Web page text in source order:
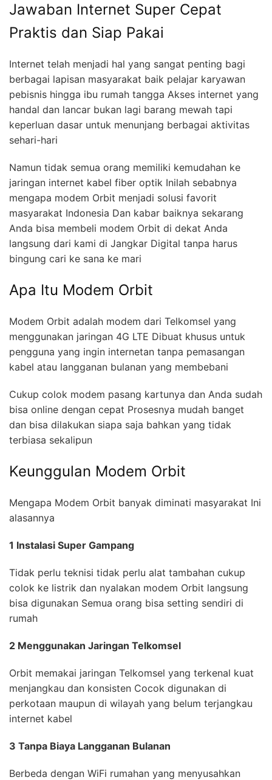
Jawaban Internet Super Cepat
Praktis dan Siap Pakai
Internet telah menjadi hal yang sangat penting bagi
berbagai lapisan masyarakat baik pelajar karyawan
pebisnis hingga ibu rumah tangga Akses internet yang
handal dan lancar bukan lagi barang mewah tapi
keperluan dasar untuk menunjang berbagai aktivitas
sehari-hari
Namun tidak semua orang memiliki kemudahan ke
jaringan internet kabel fiber optik Inilah sebabnya
mengapa modem Orbit menjadi solusi favorit
masyarakat Indonesia Dan kabar baiknya sekarang
Anda bisa membeli modem Orbit di dekat Anda
langsung dari kami di Jangkar Digital tanpa harus
bingung cari ke sana ke mari
Apa Itu Modem Orbit
Modem Orbit adalah modem dari Telkomsel yang
menggunakan jaringan 4G LTE Dibuat khusus untuk
pengguna yang ingin internetan tanpa pemasangan
kabel atau langganan bulanan yang membebani
Cukup colok modem pasang kartunya dan Anda sudah
bisa online dengan cepat Prosesnya mudah banget
dan bisa dilakukan siapa saja bahkan yang tidak
terbiasa sekalipun
Keunggulan Modem Orbit
Mengapa Modem Orbit banyak diminati masyarakat Ini
alasannya
1 Instalasi Super Gampang
Tidak perlu teknisi tidak perlu alat tambahan cukup
colok ke listrik dan nyalakan modem Orbit langsung
bisa digunakan Semua orang bisa setting sendiri di
rumah
2 Menggunakan Jaringan Telkomsel
Orbit memakai jaringan Telkomsel yang terkenal kuat
menjangkau dan konsisten Cocok digunakan di
perkotaan maupun di wilayah yang belum terjangkau
internet kabel
3 Tanpa Biaya Langganan Bulanan
Berbeda dengan WiFi rumahan yang menyusahkan